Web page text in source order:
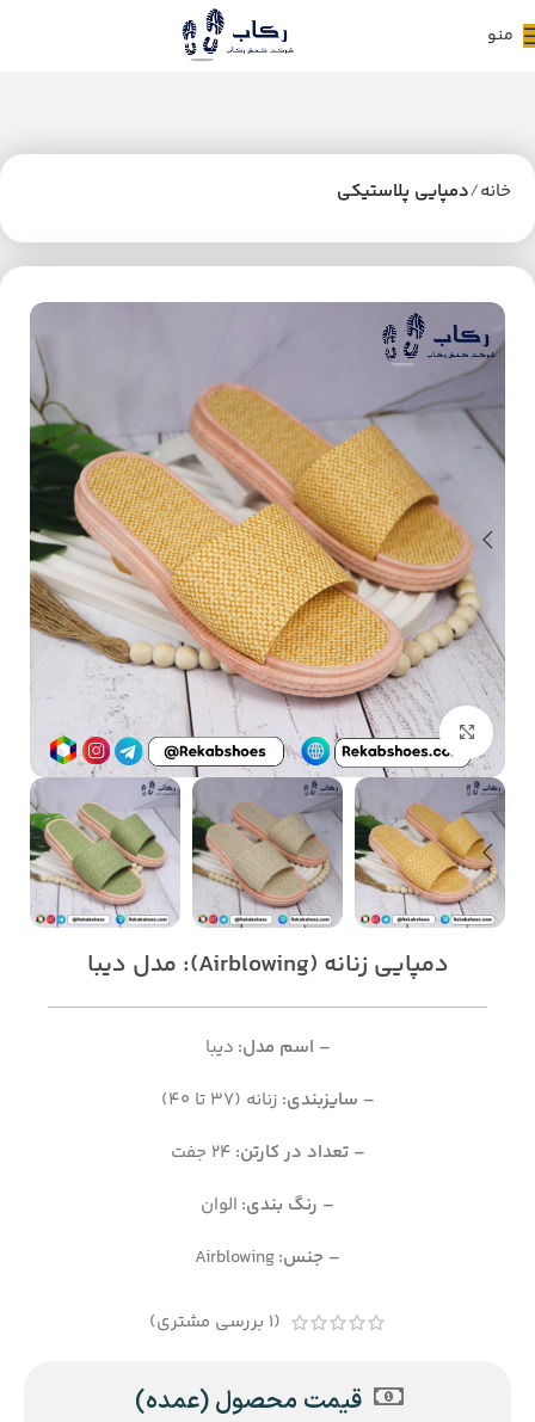
منو
خانه دمپایی پلاستیکی
دمپایی زنانه (Airblowing): مدل دیبا
– اسم مدل: دیبا
– سایزبندی: زنانه (37 تا 40)
– تعداد در کارتن:
– رنگ بندی: الوان
– جنس:
(
1 بررسی مشتری)
قیمت محصول (عمده)
بزرگنمایی تصویر